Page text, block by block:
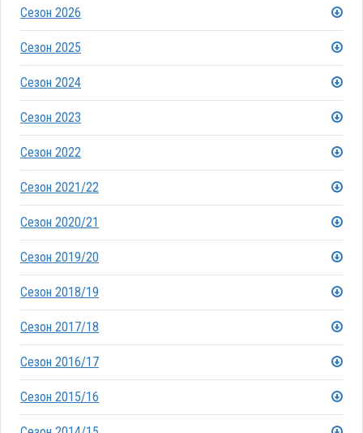
Сезон 2026
Сезон 2025
Сезон 2024
Сезон 2023
Сезон 2022
Сезон 2021/22
Сезон 2020/21
Сезон 2019/20
Сезон 2018/19
Сезон 2017/18
Сезон 2016/17
Сезон 2015/16